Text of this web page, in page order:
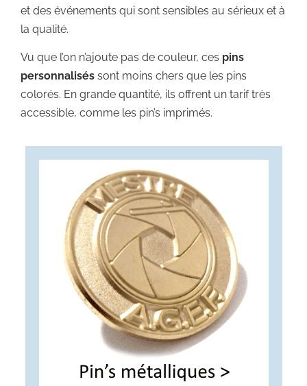
et des événements qui sont sensibles au sérieux et à
la qualité.
Vu que l’on n’ajoute pas de couleur, ces pins
personnalisés sont moins chers que les pins
colorés. En grande quantité, ils offrent un tarif très
accessible, comme les pin’s imprimés.